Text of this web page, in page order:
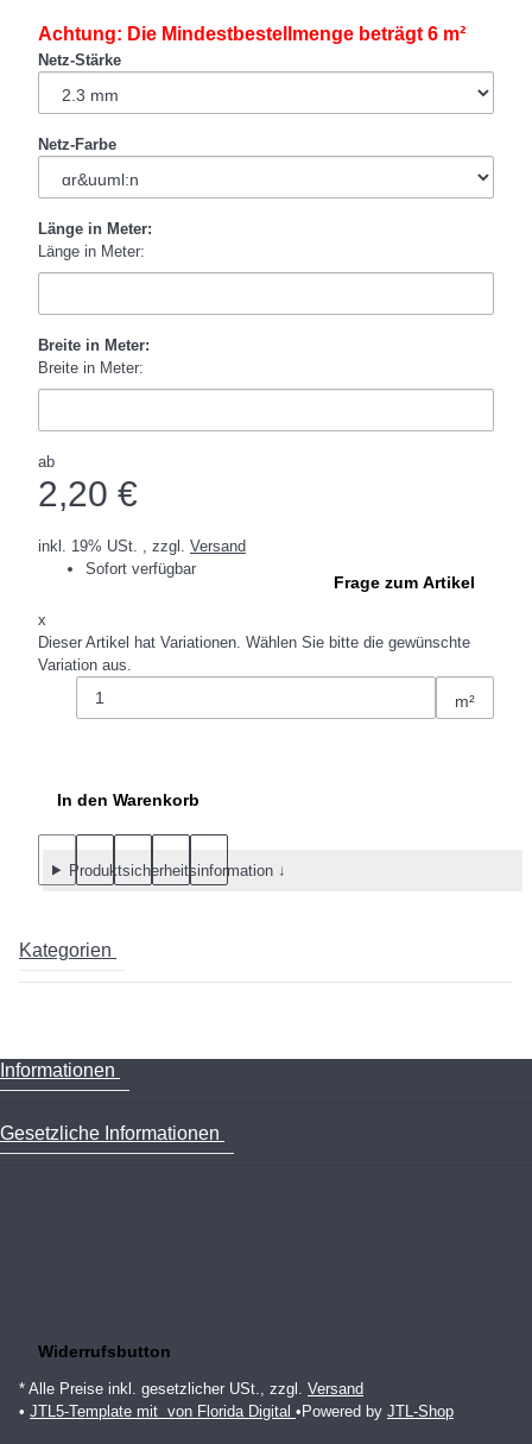
Achtung: Die Mindestbestellmenge beträgt 6 m²
Netz-Stärke
Netz-Farbe
Länge in Meter:
Länge in Meter:
Breite in Meter:
Breite in Meter:
ab
2,20 €
inkl. 19% USt. , zzgl. Versand
Sofort verfügbar
Frage zum Artikel
x
Dieser Artikel hat Variationen. Wählen Sie bitte die gewünschte
Variation aus.
m²
In den Warenkorb
Produktsicherheitsinformation ↓
Kategorien
Informationen
Gesetzliche Informationen
Widerrufsbutton
* Alle Preise inkl. gesetzlicher USt., zzgl. Versand
• JTL5-Template mit von Florida Digital •Powered by JTL-Shop